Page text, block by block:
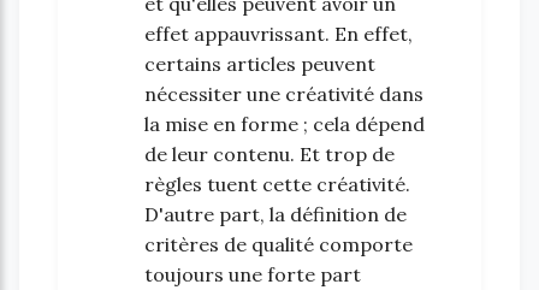
effet appauvrissant. En effet,
certains articles peuvent
nécessiter une créativité dans
la mise en forme ; cela dépend
de leur contenu. Et trop de
règles tuent cette créativité.
D'autre part, la définition de
critères de qualité comporte
toujours une forte part